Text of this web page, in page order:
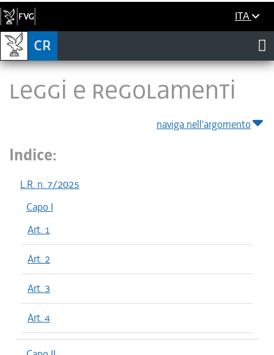
ITA
LEGGI E REGOLAMENTI
naviga nell'argomento
Indice:
L.R. n. 7/2025
Capo I
Art. 1
Art. 2
Art. 3
Art. 4